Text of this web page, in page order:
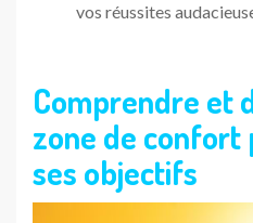
vos réussites
Comprendre et
zone de
ses objectifs